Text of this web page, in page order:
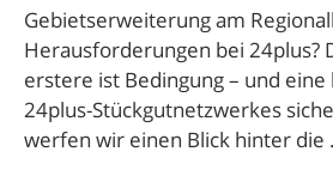
Gebietserweiterung am
Herausforderungen bei 24plus?
erstere ist Bedingung – und
24plus-Stückgutnetzwerkes
werfen wir einen Blick hinter die